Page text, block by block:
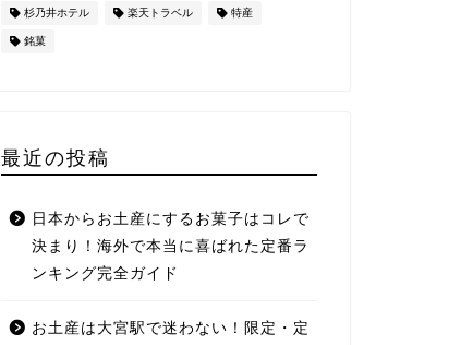
杉乃井ホテル 楽天トラベル 特産
銘菓
最近の投稿
日本からお土産にするお菓子はコレで
決まり！海外で本当に喜ばれた定番ラ
ンキング完全ガイド
お土産は大宮駅で迷わない！限定・定